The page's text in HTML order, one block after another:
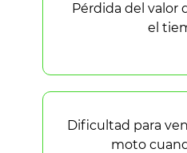
Pérdida del valor
el
Dificultad para
moto